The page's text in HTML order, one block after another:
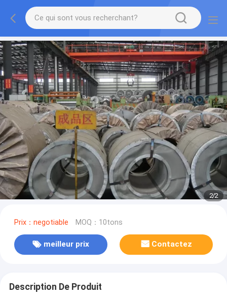
2/2
Prix：negotiable MOQ：10tons
meilleur prix Contactez
Description De Produit